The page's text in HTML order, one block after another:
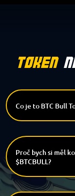
Token
Co je to BTC Bull
Proč bych si měl
$BTCBULL?